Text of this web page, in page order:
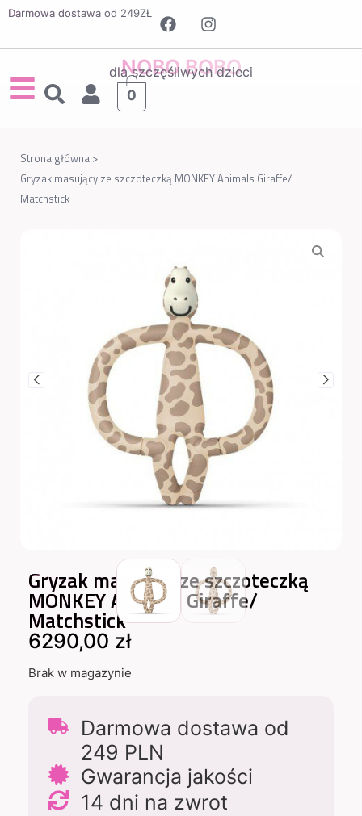
Darmowa dostawa od 249ZŁ
NOBO BOBO
dla szczęśliwych dzieci
0
Strona główna >
Gryzak masujący ze szczoteczką MONKEY Animals Giraffe/
Matchstick
Gryzak masujący ze szczoteczką
MONKEY Animals Giraffe/
Matchstick
6290,00 zł
Brak w magazynie
Darmowa dostawa od
249 PLN
Gwarancja jakości
14 dni na zwrot